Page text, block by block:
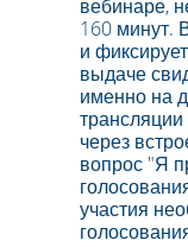
вебинаре,
160 минут.
и
выдаче
именно на
трансляции
через
вопрос "Я
участия